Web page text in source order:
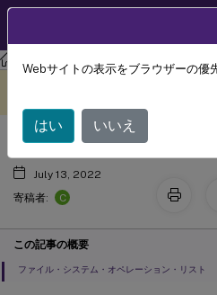
ワークスペース環境管理
ファイル システム
July 13, 2022
寄稿者:
C
この記事の概要
ファイル・システム・オペレーション・リスト
Webサイトの表示をブラウザーの優
はい いいえ